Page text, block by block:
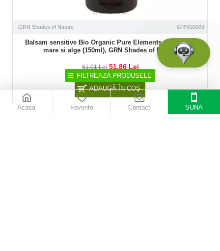
GRN Shades of Nature GRNS0009
Balsam sensitive Bio Organic Pure Elements cu sare de
mare si alge (150ml), GRN Shades of Nature
61,01 Lei 51,86 Lei
ADAUGĂ ÎN COŞ
Acasa Favorite Contact SUNA
FILTREAZA PRODUSELE